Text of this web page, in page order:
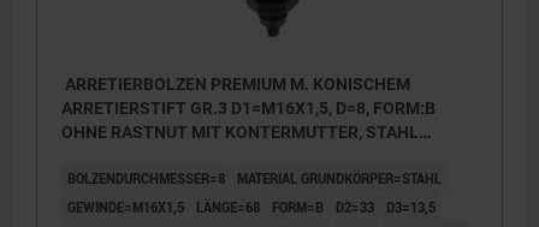
ARRETIERBOLZEN PREMIUM M. KONISCHEM
ARRETIERSTIFT GR.3 D1=M16X1,5, D=8, FORM:B
OHNE RASTNUT MIT KONTERMUTTER, STAHL
SCHWARZGRAU RAL7021
BOLZENDURCHMESSER=8
MATERIAL GRUNDKÖRPER=STAHL
GEWINDE=M16X1,5
LÄNGE=68 FORM=B D2=33
D3=13,5